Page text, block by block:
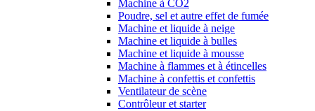
Machine à CO2
Poudre, sel et autre effet de fumée
Machine et liquide à neige
Machine et liquide à bulles
Machine et liquide à mousse
Machine à flammes et à étincelles
Machine à confettis et confettis
Ventilateur de scène
Contrôleur et starter